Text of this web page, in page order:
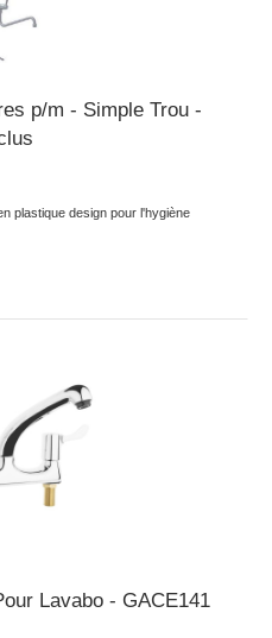
p/m - Simple Trou -
plastique design pour l'hygiène
Lavabo - GACE141